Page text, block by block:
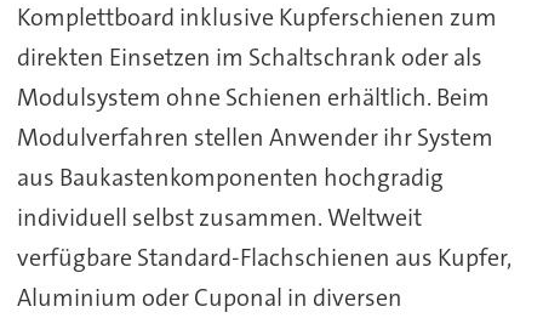
Komplettboard inklusive Kupferschienen zum
direkten Einsetzen im Schaltschrank oder als
Modulsystem ohne Schienen erhältlich. Beim
Modulverfahren stellen Anwender ihr System
aus Baukastenkomponenten hochgradig
individuell selbst zusammen. Weltweit
verfügbare Standard-Flachschienen aus Kupfer,
Aluminium oder Cuponal in diversen